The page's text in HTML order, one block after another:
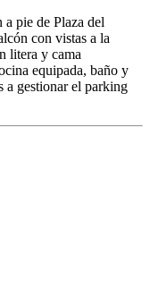
pie de Plaza del
con vistas a la
litera y cama
equipada, baño y
a gestionar el parking